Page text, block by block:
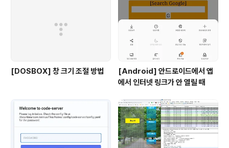
[DOSBOX] 창 크기 조절 방법
[Android] 안드로이드에서 앱
에서 인터넷 링크가 안 열릴 때